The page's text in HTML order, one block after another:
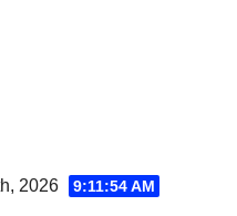
2026 9:11:55 AM